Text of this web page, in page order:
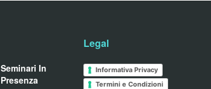
Seminari In
Presenza
Legal
Informativa Privacy
Termini e Condizioni